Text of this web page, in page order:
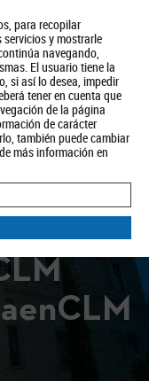
para recopilar
y mostrarle
navegando,
El usuario tiene la
si así lo desea, impedir
tener en cuenta que
de la página
de carácter
también puede cambiar
más información en
Privacidad Aviso Legal
Política de Cookies
BUSCAR